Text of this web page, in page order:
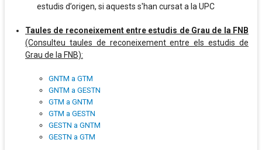
estudis d’origen, si aquests s'han cursat a la UPC
Taules de reconeixement entre estudis de Grau de la FNB
(Consulteu taules de reconeixement entre els estudis de
Grau de la FNB):
GNTM a GTM
GNTM a GESTN
GTM a GNTM
GTM a GESTN
GESTN a GNTM
GESTN a GTM